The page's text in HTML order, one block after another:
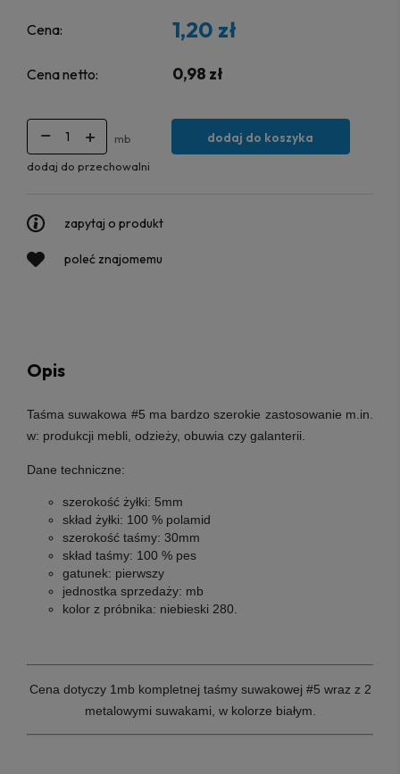
Cena: 1,20 zł
Cena netto: 0,98 zł
mb dodaj do koszyka
dodaj do przechowalni
zapytaj o produkt
poleć znajomemu
Opis
Taśma suwakowa #5 ma bardzo szerokie zastosowanie m.in.
w: produkcji mebli, odzieży, obuwia czy galanterii.
Dane techniczne:
szerokość żyłki: 5mm
skład żyłki: 100 % polamid
szerokość taśmy: 30mm
skład taśmy: 100 % pes
gatunek: pierwszy
jednostka sprzedaży: mb
kolor z próbnika: niebieski 280.
Cena dotyczy 1mb kompletnej taśmy suwakowej #5 wraz z 2
metalowymi suwakami, w kolorze białym.